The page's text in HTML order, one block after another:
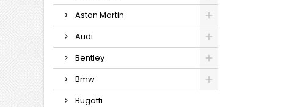
Aston Martin
Audi
Bentley
Bmw
Bugatti